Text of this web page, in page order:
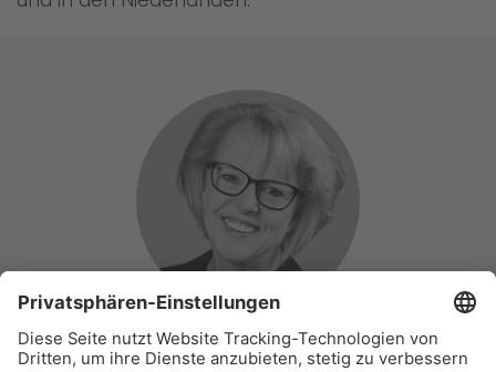
Ansprechpartnerin